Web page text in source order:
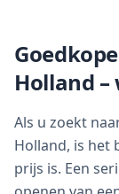
Holland
Als u zoekt
Holland, is het
prijs is. Een